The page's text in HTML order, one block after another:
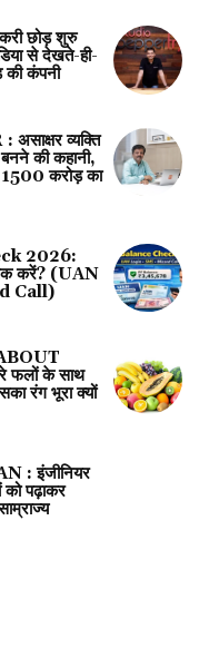
छोड़ शुरु
से देखते-ही-
कंपनी
व्यक्ति
की कहानी,
1500 करोड़ का
2026:
करें? (UAN
Call)
फलों के साथ
रंग भूरा क्‍यों
: इंजीनियर
को पढ़ाकर